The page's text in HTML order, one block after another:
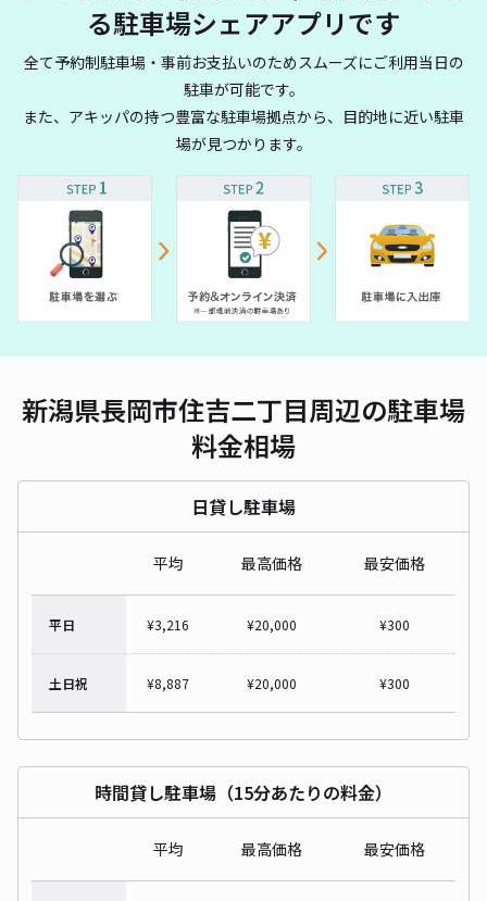
る駐車場シェアアプリです
全て予約制駐車場・事前お支払いのためスムーズにご利用当日の
駐車が可能です。
また、アキッパの持つ豊富な駐車場拠点から、目的地に近い駐車
場が見つかります。
新潟県長岡市住吉二丁目周辺の駐車場
料金相場
日貸し駐車場
平均 最高価格 最安価格
平日 ¥3,216 ¥20,000 ¥300
土日祝 ¥8,887 ¥20,000 ¥300
時間貸し駐車場（15分あたりの料金）
平均 最高価格 最安価格